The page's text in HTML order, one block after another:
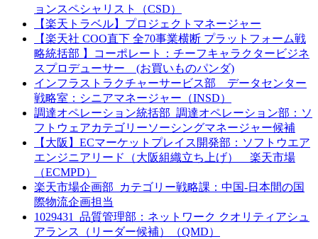
ョンスペシャリスト（CSD）
【楽天トラベル】プロジェクトマネージャー
【楽天社 COO直下 全70事業横断 プラットフォーム戦
略統括部 】コーポレート：チーフキャラクタービジネ
スプロデューサー (お買いものパンダ)
インフラストラクチャーサービス部 データセンター
戦略室：シニアマネージャー（INSD）
調達オペレーション統括部_調達オペレーション部：ソ
フトウェアカテゴリーソーシングマネージャー候補
【大阪】ECマーケットプレイス開発部：ソフトウエア
エンジニアリード（大阪組織立ち上げ） 楽天市場
（ECMPD）
楽天市場企画部_カテゴリー戦略課：中国-日本間の国
際物流企画担当
1029431_品質管理部：ネットワーク クオリティアシュ
アランス（リーダー候補）（QMD）